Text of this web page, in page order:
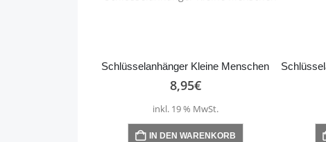
Schlüsselanhänger Kleine Menschen
8,95€
inkl. 19 % MwSt.
IN DEN WARENKORB